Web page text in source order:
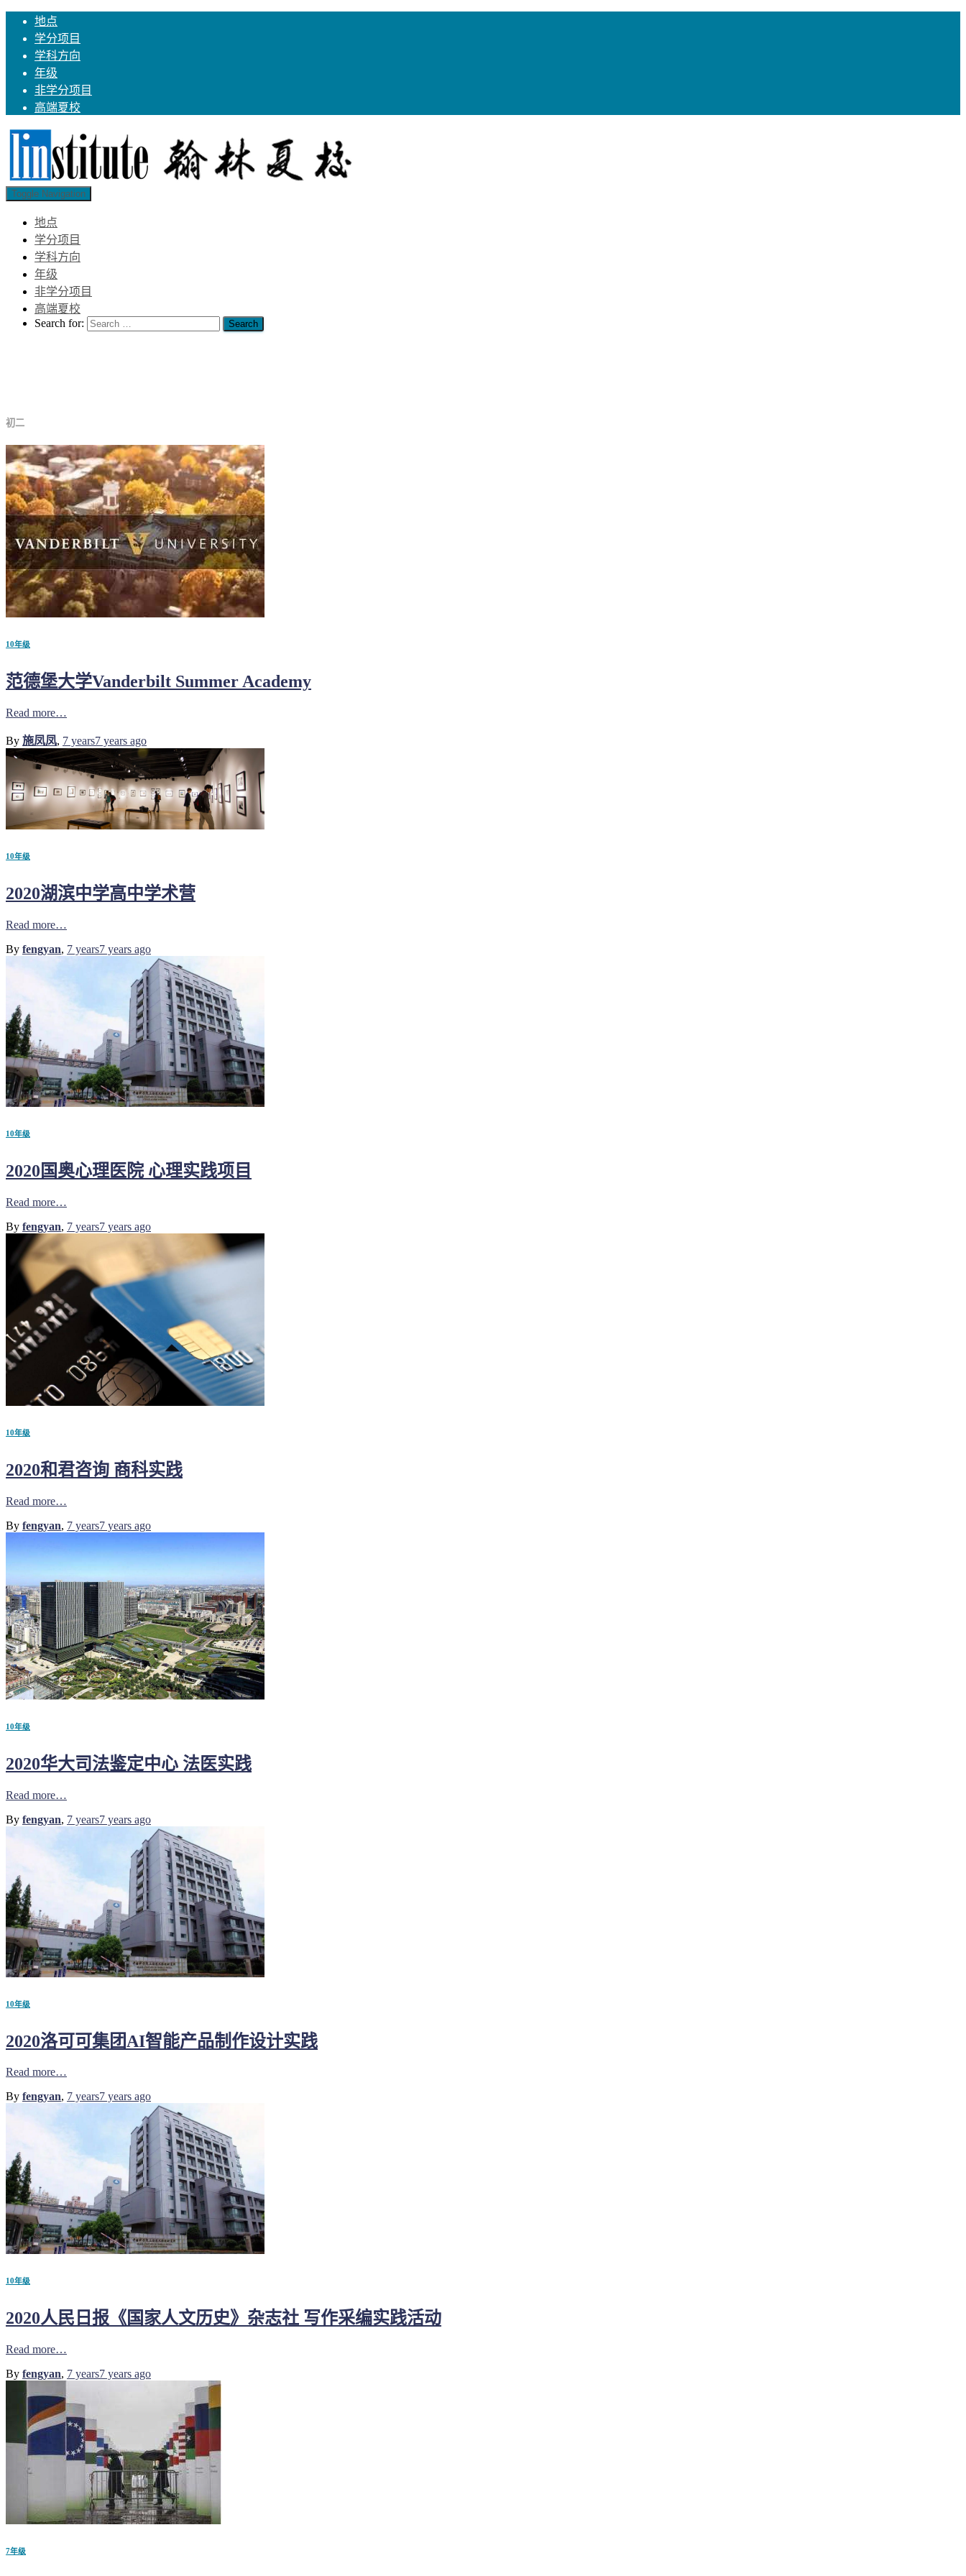
地点
学分项目
学科方向
年级
非学分项目
高端夏校
Toggle Navigation
地点
学分项目
学科方向
年级
非学分项目
高端夏校
Search for:
初二
10年级
范德堡大学Vanderbilt Summer Academy
Read more…
By 施凤凤, 7 years7 years ago
10年级
2020湖滨中学高中学术营
Read more…
By fengyan, 7 years7 years ago
10年级
2020国奥心理医院 心理实践项目
Read more…
By fengyan, 7 years7 years ago
10年级
2020和君咨询 商科实践
Read more…
By fengyan, 7 years7 years ago
10年级
2020华大司法鉴定中心 法医实践
Read more…
By fengyan, 7 years7 years ago
10年级
2020洛可可集团AI智能产品制作设计实践
Read more…
By fengyan, 7 years7 years ago
10年级
2020人民日报《国家人文历史》杂志社 写作采编实践活动
Read more…
By fengyan, 7 years7 years ago
7年级